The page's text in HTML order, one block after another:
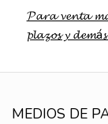
𝓟𝓪𝓻𝓪 𝓿𝓮𝓷𝓽𝓪
𝓹𝓵𝓪𝔃𝓸𝓼 𝔂 𝓭𝓮𝓶á𝓼
MEDIOS DE